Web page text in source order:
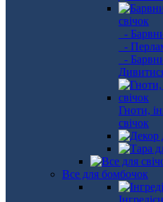
свічок
-
-
-
Гноти,
свічок
Все для бомбочок